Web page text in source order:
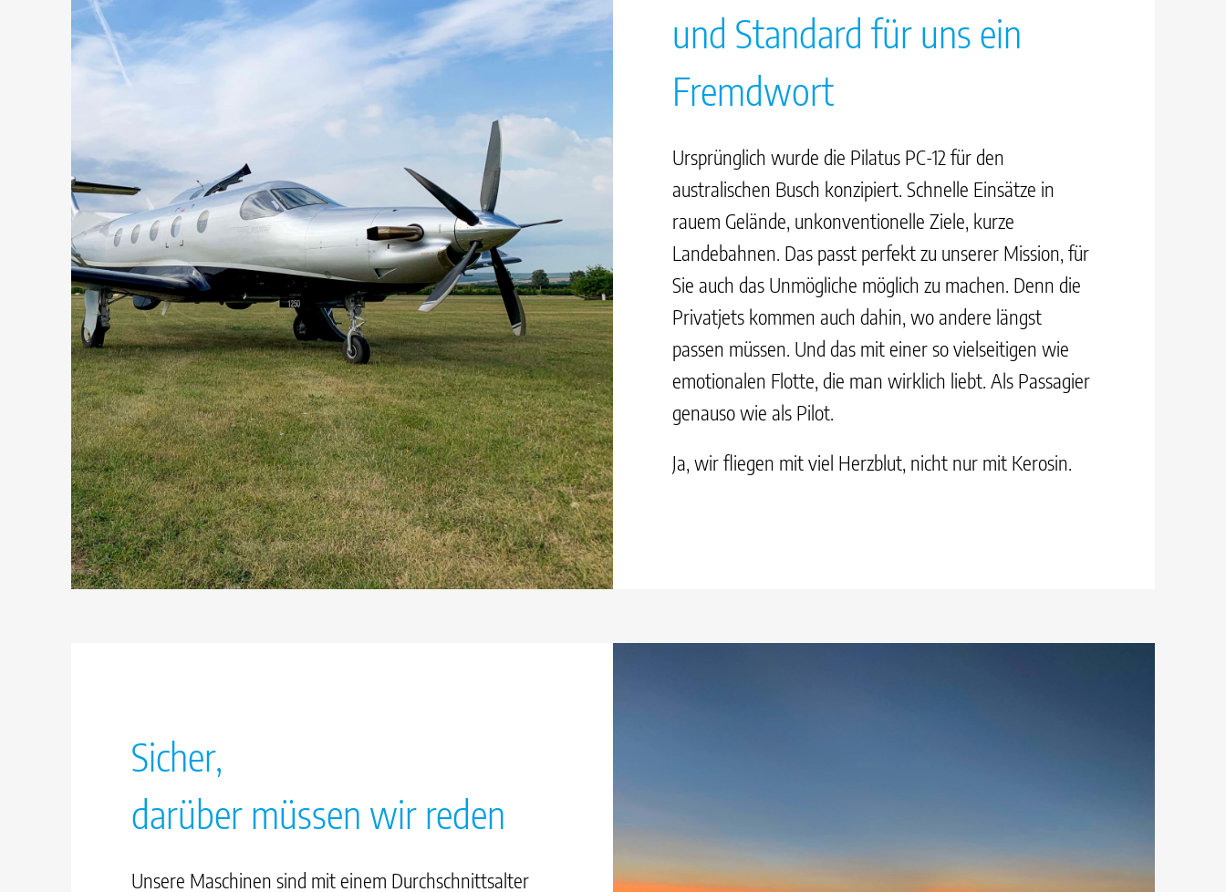
und Standard für uns ein
Fremdwort
Ursprünglich wurde die Pilatus PC-12 für den
australischen Busch konzipiert. Schnelle Einsätze in
rauem Gelände, unkonventionelle Ziele, kurze
Landebahnen. Das passt perfekt zu unserer Mission, für
Sie auch das Unmögliche möglich zu machen. Denn die
Privatjets kommen auch dahin, wo andere längst
passen müssen. Und das mit einer so vielseitigen wie
emotionalen Flotte, die man wirklich liebt. Als Passagier
genauso wie als Pilot.
Ja, wir fliegen mit viel Herzblut, nicht nur mit Kerosin.
Sicher,
darüber müssen wir reden
Unsere Maschinen sind mit einem Durchschnittsalter